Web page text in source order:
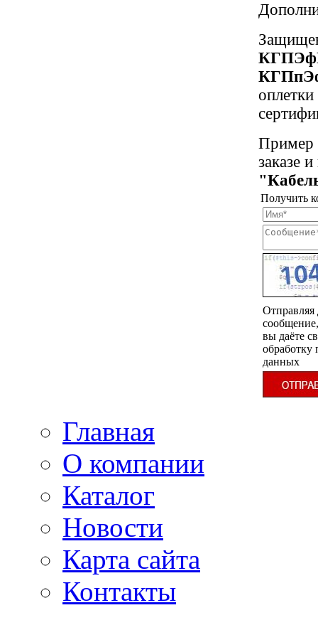
Пример
заказе
Получить
Отправляя
сообщение,
вы даёте
обработку
данных
Главная
О компании
Каталог
Новости
Карта сайта
Контакты